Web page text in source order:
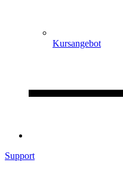
Kursangebot
Support